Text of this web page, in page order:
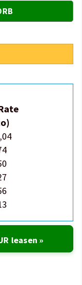
leasen »